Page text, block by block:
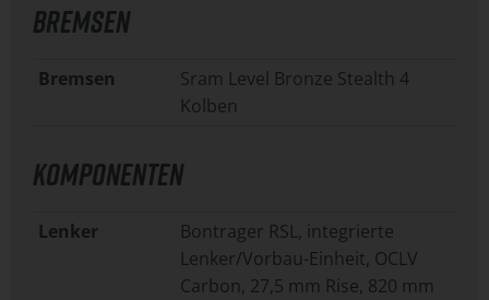
BREMSEN
Bremsen
Sram Level Bronze Stealth 4
Kolben
KOMPONENTEN
Lenker
Bontrager RSL, integrierte
Lenker/Vorbau-Einheit, OCLV
Carbon, 27,5 mm Rise, 820 mm